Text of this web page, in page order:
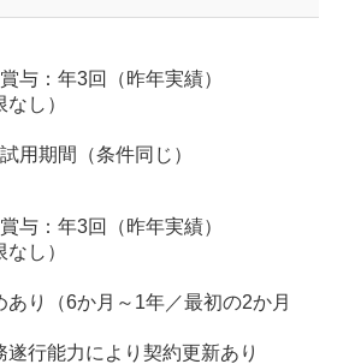
与：年3回（昨年実績）
し）
用期間（条件同じ）
与：年3回（昨年実績）
し）
あり（6か月～1年／最初の2か月
遂行能力により契約更新あり